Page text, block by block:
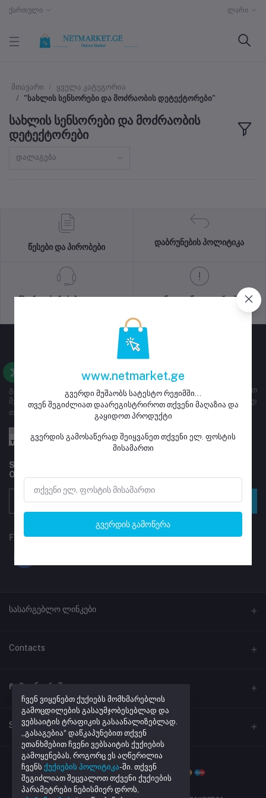
ქართული ლარი
მთავარი
ყველა კატეგორია
"სახლის სენსორები და მოძრაობის დეტექტორები"
სახლის სენსორები და მოძრაობის
დეტექტორები
დალაგება
წესები და პირობები
დაბრუნების პოლიტიკა
მხარდაჭერის პოლიტიკა
კონფიდენციალურობის
გვერდი ემსახურება ყიდვა გაყიდვას, მაღაზიებს ეძლევათ
შესაძლებლობა დარეგისტრირდნენ და განათავსონ გასაყიდად
თავიანთი პროდუქტი
Subscribe to our newsletter for regular updates about
Offers, Coupons & more
გამოწერა
FOLLOW US
სასარგებლო ლინკები
პროგრამული უზრუნველყოფა
Contacts
მისამართი
ქუთაისი, ჭავჭავაძის #41
ტელეფონი
+995 32 205 43 40
ელ. ფოსტა
info@netmarket.ge
Ჩემი ანგარიში
შესვლა
შეკვეთების ისტორია
რჩეული პროდუქტების სია
აკონტროლეთ შეკვეთა
Seller Zone
Become A Seller მაღაზიის რეგისტრაცია
Login to Seller Panel
ჩვენ ვიყენებთ ქუქიებს მომხმარებლის
გამოცდილების გასაუმჯობესებლად და
ვებსაიტის ტრაფიკის გასაანალიზებლად.
„გასაგებია“ დაწკაპუნებით თქვენ
ეთანხმებით ჩვენი ვებსაიტის ქუქიების
გამოყენებას, როგორც ეს აღწერილია
ჩვენს ქუქიების პოლიტიკა-ში. თქვენ
შეგიძლიათ შეცვალოთ თქვენი ქუქიების
პარამეტრები ნებისმიერ დროს,
www.netmarket.ge
გვერდი მუშაობს სატესტო რეჟიმში...
თვენ შეგიძლიათ დაარეგისტრიროთ თქვენი მაღაზია და
გაყიდოთ პროდუქტი
გვერდის გამოსაწერად შეიყვანეთ თქვენი ელ. ფოსტის
მისამართი
გვერდის გამოწერა